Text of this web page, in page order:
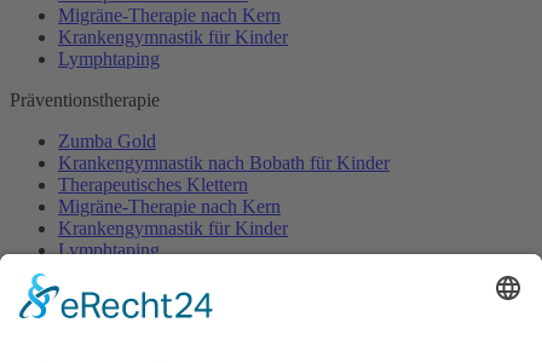
Migräne-Therapie nach Kern
Krankengymnastik für Kinder
Lymphtaping
Präventionstherapie
Zumba Gold
Krankengymnastik nach Bobath für Kinder
Therapeutisches Klettern
Migräne-Therapie nach Kern
Krankengymnastik für Kinder
Lymphtaping
Rücken Therapie